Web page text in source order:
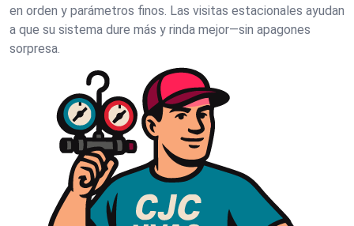
en orden y parámetros finos. Las visitas estacionales ayudan
a que su sistema dure más y rinda mejor—sin apagones
sorpresa.